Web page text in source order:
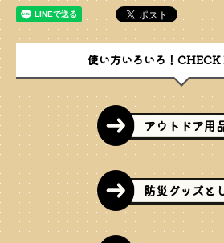
使い方いろいろ！
アウトドア用
防災グッズと